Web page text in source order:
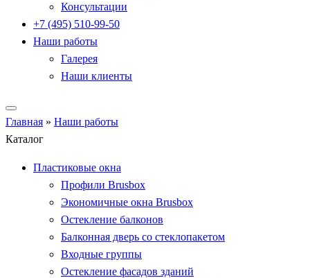
Консультации
+7 (495) 510-99-50
Наши работы
Галерея
Наши клиенты
Главная » Наши работы
Каталог
Пластиковые окна
Профили Brusbox
Экономичные окна Brusbox
Остекление балконов
Балконная дверь со стеклопакетом
Входные группы
Остекление фасадов зданий